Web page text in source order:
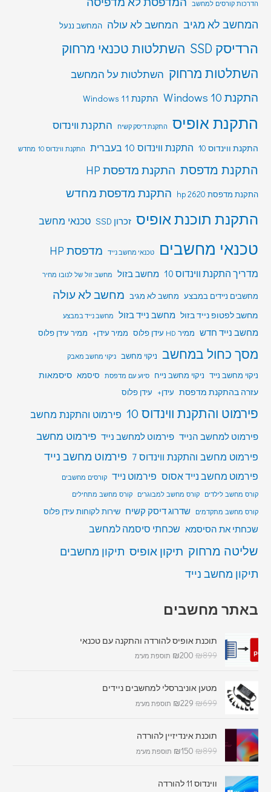
הדרכות קורסים למחשב
המחשב לא מגיב המחשב לא עולה המחשב ננעל
הרדיסק SSD
השתלטות טכנאי מרחוק
השתלטות מרחוק השתלטות על המחשב
התקנת Windows 10 התקנת Windows 11
התקנת אופיס התקנת דיסק קשיח התקנת ווינדוס
התקנת ווינדוס 10 התקנת ווינדוס 10 בעברית התקנת ווינדוס 10 מחדש
התקנת מדפסת התקנת מדפסת HP
התקנת מדפסת hp 2620 התקנת מדפסת מחדש
התקנת תוכנת אופיס זכרון SSD טכנאי מחשב
טכנאי מחשבים טכנאי מחשב נייד מדפסת HP
מדריך התקנת ווינדוס 10 מחשב בזול מחשב זול של לנובו מחיר
מחשבים ניידים במבצע מחשב לא מגיב מחשב לא עולה
מחשב לפטופ נייד בזול מחשב נייד בזול מחשב נייד במבצע
מחשב נייד חדש ממיר HD עידן פלוס ממיר עידן+ ממיר עידן פלוס
מסך כחול במחשב ניקוי מחשב ניקוי מחשב מאבק
ניקוי מחשב נייד ניקוי מחשב נייח סיוע עם מדפסת סיסמא סיסמאות
עזרה בהתקנת מדפסת עידן+ עידן פלוס
פירמוט והתקנת ווינדוס 10 פירמוט והתקנת מחשב
פירמוט למחשב הנייד פירמוט למחשב נייד פירמוט מחשב
פירמוט מחשב והתקנת ווינדוס 7
פירמוט מחשב נייד
פירמוט מחשב נייד אסוס פירמוט נייד קורסים מחשבים
קורס מחשב לילדים
קורס מחשב למבוגרים
קורס מחשב מתחילים
קורס מחשב מתקדמים
שדרוג דיסק קשיח שירות לקוחות עידן פלוס
שכחתי את הסיסמא שכחתי סיסמה למחשב
שליטה מרחוק תיקון אופיס תיקון מחשבים
תיקון מחשב נייד
באתר מחשבים
תוכנת אופיס להורדה והתקנה עם טכנאי
₪899
₪200 תוספת מע"מ
מטען אוניברסלי למחשבים ניידים
₪699
₪229 תוספת מע"מ
תוכנת אינדיזיין להורדה
₪899
₪150 תוספת מע"מ
ווינדוס 11 להורדה